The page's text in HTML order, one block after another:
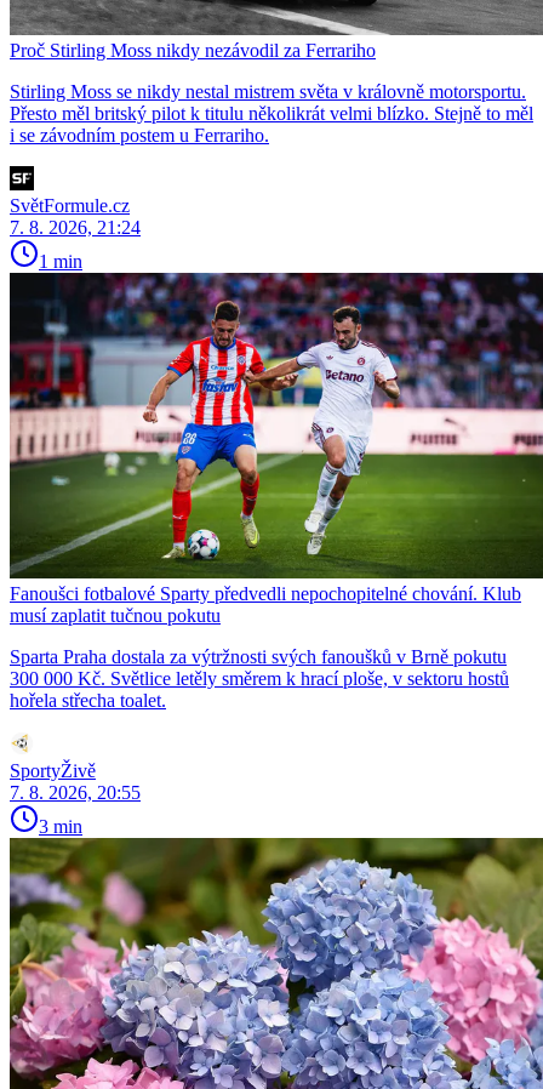
Proč Stirling Moss nikdy nezávodil za Ferrariho
Stirling Moss se nikdy nestal mistrem světa v královně motorsportu.
Přesto měl britský pilot k titulu několikrát velmi blízko. Stejně to měl
i se závodním postem u Ferrariho.
SvětFormule.cz
7. 8. 2026, 21:24
1 min
Fanoušci fotbalové Sparty předvedli nepochopitelné chování. Klub
musí zaplatit tučnou pokutu
Sparta Praha dostala za výtržnosti svých fanoušků v Brně pokutu
300 000 Kč. Světlice letěly směrem k hrací ploše, v sektoru hostů
hořela střecha toalet.
SportyŽivě
7. 8. 2026, 20:55
3 min